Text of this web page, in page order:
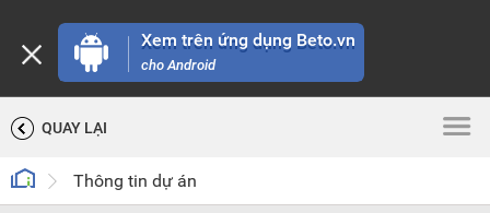
Xem trên ứng dụng Beto.vn
cho Android
QUAY LẠI
Thông tin dự án